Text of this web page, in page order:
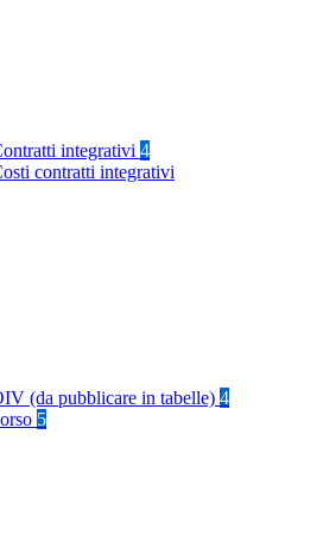
integrativi 4
contratti integrativi
(da pubblicare in tabelle) 4
5